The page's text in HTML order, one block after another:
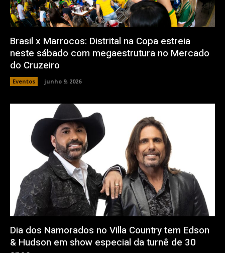
Brasil x Marrocos: Distrital na Copa estreia
neste sábado com megaestrutura no Mercado
do Cruzeiro
Eventos junho 9, 2026
Dia dos Namorados no Villa Country tem Edson
& Hudson em show especial da turnê de 30